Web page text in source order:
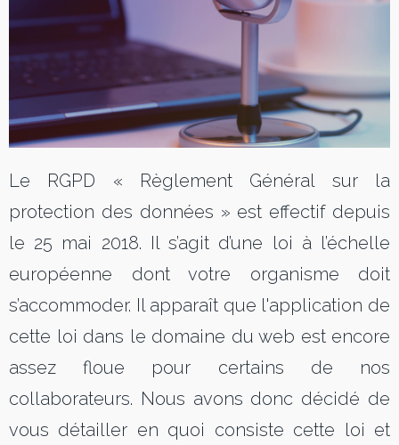
Le RGPD « Règlement Général sur la
protection des données » est effectif depuis
le 25 mai 2018. Il s’agit d’une loi à l’échelle
européenne dont votre organisme doit
s’accommoder. Il apparaît que l'application de
cette loi dans le domaine du web est encore
assez floue pour certains de nos
collaborateurs. Nous avons donc décidé de
vous détailler en quoi consiste cette loi et